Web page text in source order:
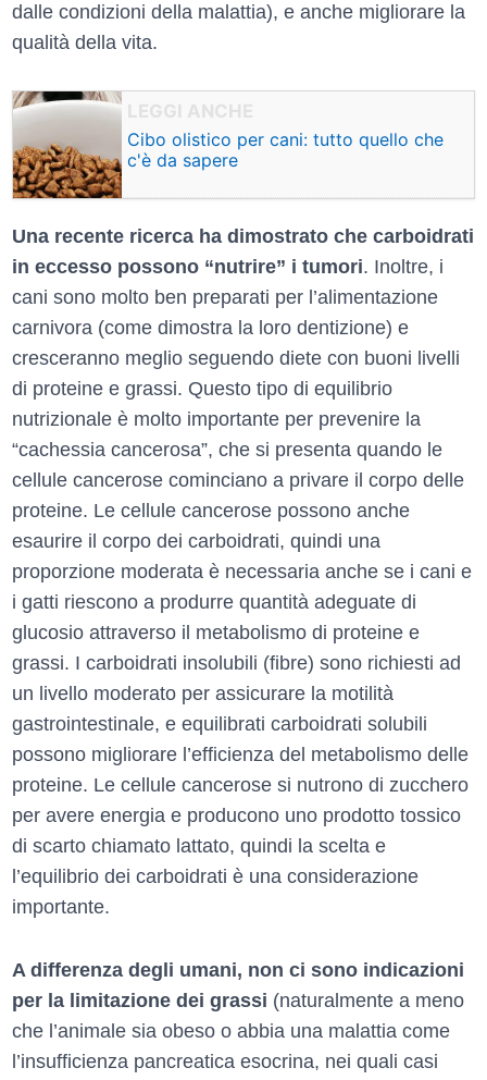
dalle condizioni della malattia), e anche migliorare la
qualità della vita.
Cibo olistico per cani: tutto quello che
c'è da sapere
Una recente ricerca ha dimostrato che carboidrati
in eccesso possono “nutrire” i tumori. Inoltre, i
cani sono molto ben preparati per l’alimentazione
carnivora (come dimostra la loro dentizione) e
cresceranno meglio seguendo diete con buoni livelli
di proteine e grassi. Questo tipo di equilibrio
nutrizionale è molto importante per prevenire la
“cachessia cancerosa”, che si presenta quando le
cellule cancerose cominciano a privare il corpo delle
proteine. Le cellule cancerose possono anche
esaurire il corpo dei carboidrati, quindi una
proporzione moderata è necessaria anche se i cani e
i gatti riescono a produrre quantità adeguate di
glucosio attraverso il metabolismo di proteine e
grassi. I carboidrati insolubili (fibre) sono richiesti ad
un livello moderato per assicurare la motilità
gastrointestinale, e equilibrati carboidrati solubili
possono migliorare l’efficienza del metabolismo delle
proteine. Le cellule cancerose si nutrono di zucchero
per avere energia e producono uno prodotto tossico
di scarto chiamato lattato, quindi la scelta e
l’equilibrio dei carboidrati è una considerazione
importante.
A differenza degli umani, non ci sono indicazioni
per la limitazione dei grassi (naturalmente a meno
che l’animale sia obeso o abbia una malattia come
l’insufficienza pancreatica esocrina, nei quali casi